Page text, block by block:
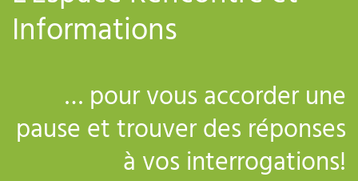
Informations
… pour vous accorder une
pause et trouver des réponses
à vos interrogations!